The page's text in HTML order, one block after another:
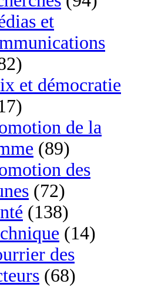
et
et démocratie
de la
(89)
des
(72)
(138)
(14)
des
(68)